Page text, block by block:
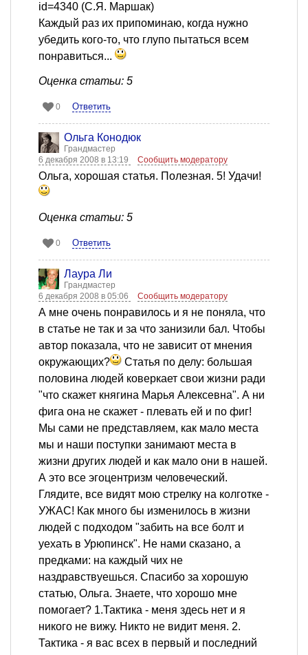
id=4340 (С.Я. Маршак)
Каждый раз их припоминаю, когда нужно
убедить кого-то, что глупо пытаться всем
понравиться...
Оценка статьи: 5
0 Ответить
Ольга Конодюк
Грандмастер
6 декабря 2008 в 13:19
Сообщить модератору
Ольга, хорошая статья. Полезная. 5! Удачи!
Оценка статьи: 5
0 Ответить
Лаура Ли
Грандмастер
6 декабря 2008 в 05:06
Сообщить модератору
А мне очень понравилось и я не поняла, что
в статье не так и за что занизили бал. Чтобы
автор показала, что не зависит от мнения
окружающих?
Статья по делу: большая
половина людей коверкает свои жизни ради
"что скажет княгина Марья Алексевна". А ни
фига она не скажет - плевать ей и по фиг!
Мы сами не представляем, как мало места
мы и наши поступки занимают места в
жизни других людей и как мало они в нашей.
А это все эгоцентризм человеческий.
Глядите, все видят мою стрелку на колготке -
УЖАС! Как много бы изменилось в жизни
людей с подходом "забить на все болт и
уехать в Урюпинск". Не нами сказано, а
предками: на каждый чих не
наздравствуешься. Спасибо за хорошую
статью, Ольга. Знаете, что хорошо мне
помогает? 1.Тактика - меня здесь нет и я
никого не вижу. Никто не видит меня. 2.
Тактика - я вас всех в первый и последний